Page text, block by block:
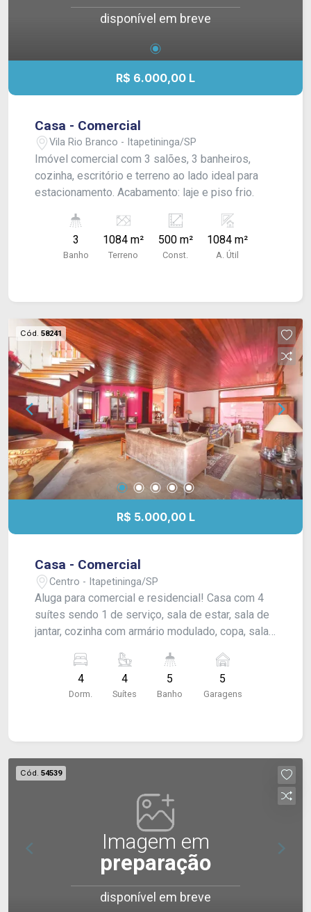
disponível em breve
R$ 6.000,00 L
Casa - Comercial
Vila Rio Branco - Itapetininga/SP
Imóvel comercial com 3 salões, 3 banheiros,
cozinha, escritório e terreno ao lado ideal para
estacionamento. Acabamento: laje e piso frio.
3
Banho
1084 m²
Terreno
500 m²
Const.
1084 m²
A. Útil
Cód. 58241
R$ 5.000,00 L
Casa - Comercial
Centro - Itapetininga/SP
Aluga para comercial e residencial! Casa com 4
suítes sendo 1 de serviço, sala de estar, sala de
jantar, cozinha com armário modulado, copa, sala
e garagem para 5 carros. Para comercial R$
4
Dorm.
4
Suítes
5
Banho
5
Garagens
Cód. 54539
Imagem em
preparação
disponível em breve